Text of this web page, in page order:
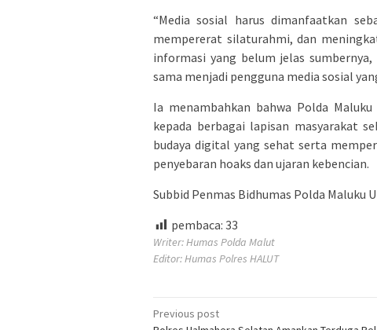
“Media sosial harus dimanfaatkan
mempererat silaturahmi, dan
informasi yang belum jelas
sama menjadi pengguna media sosial
Ia menambahkan bahwa Polda
kepada berbagai lapisan masyarakat
budaya digital yang sehat serta
penyebaran hoaks dan ujaran kebencian.
Subbid Penmas Bidhumas Polda Maluku
pembaca: 33
Writer: Humas Polda Malut
Editor: Humas Polres HALUT
Post
Previous post